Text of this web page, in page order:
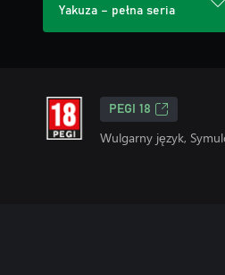
Yakuza – pełna seria
PEGI 18
Wulgarny język,